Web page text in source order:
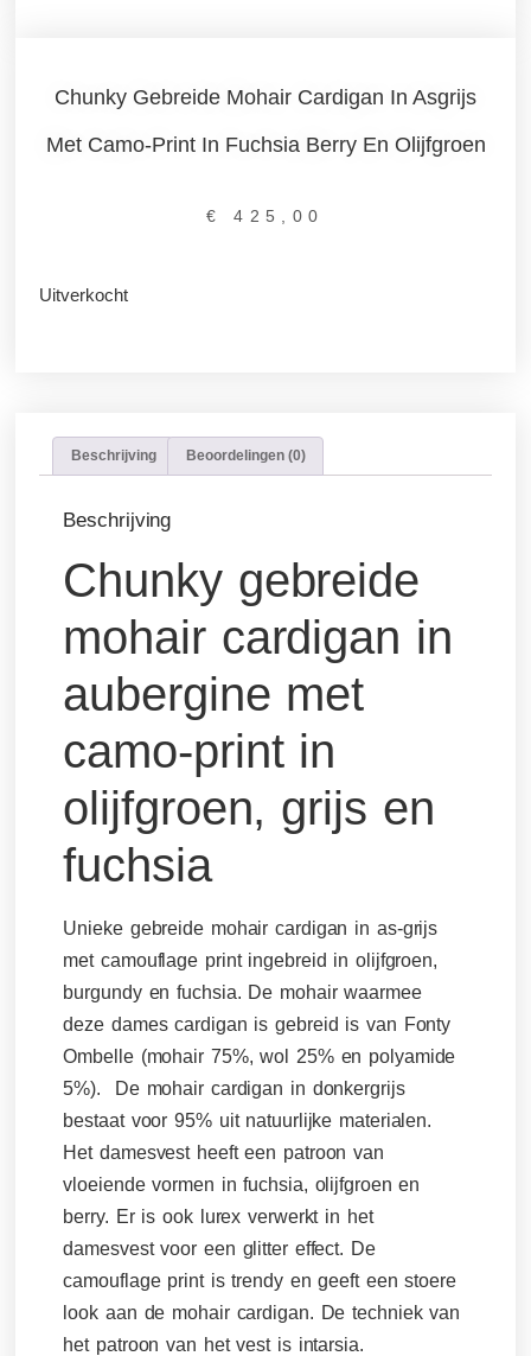
Chunky Gebreide Mohair Cardigan In Asgrijs
Met Camo-Print In Fuchsia Berry En Olijfgroen
€ 425,00
Uitverkocht
Beschrijving Beoordelingen (0)
Beschrijving
Chunky gebreide
mohair cardigan in
aubergine met
camo-print in
olijfgroen, grijs en
fuchsia
Unieke gebreide mohair cardigan in as-grijs
met camouflage print ingebreid in olijfgroen,
burgundy en fuchsia. De mohair waarmee
deze dames cardigan is gebreid is van Fonty
Ombelle (mohair 75%, wol 25% en polyamide
5%). De mohair cardigan in donkergrijs
bestaat voor 95% uit natuurlijke materialen.
Het damesvest heeft een patroon van
vloeiende vormen in fuchsia, olijfgroen en
berry. Er is ook lurex verwerkt in het
damesvest voor een glitter effect. De
camouflage print is trendy en geeft een stoere
look aan de mohair cardigan. De techniek van
het patroon van het vest is intarsia.